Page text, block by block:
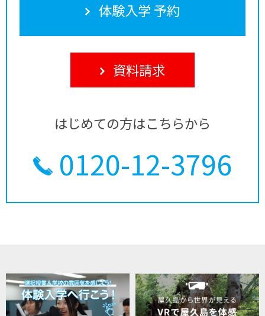
体験入学 予約
資料請求
はじめての方はこちらから
0120-12-3796